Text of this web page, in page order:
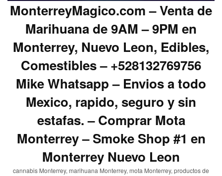
MonterreyMagico.com – Venta de
Marihuana de 9AM – 9PM en
Monterrey, Nuevo Leon, Edibles,
Comestibles – +528132769756
Mike Whatsapp – Envios a todo
Mexico, rapido, seguro y sin
estafas. – Comprar Mota
Monterrey – Smoke Shop #1 en
Monterrey Nuevo Leon
cannabis Monterrey, marihuana Monterrey, mota Monterrey, productos de